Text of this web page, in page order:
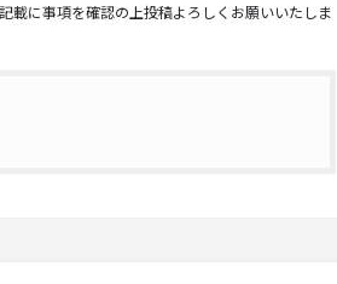
に事項を確認の上投稿よろしくお願いいたしま